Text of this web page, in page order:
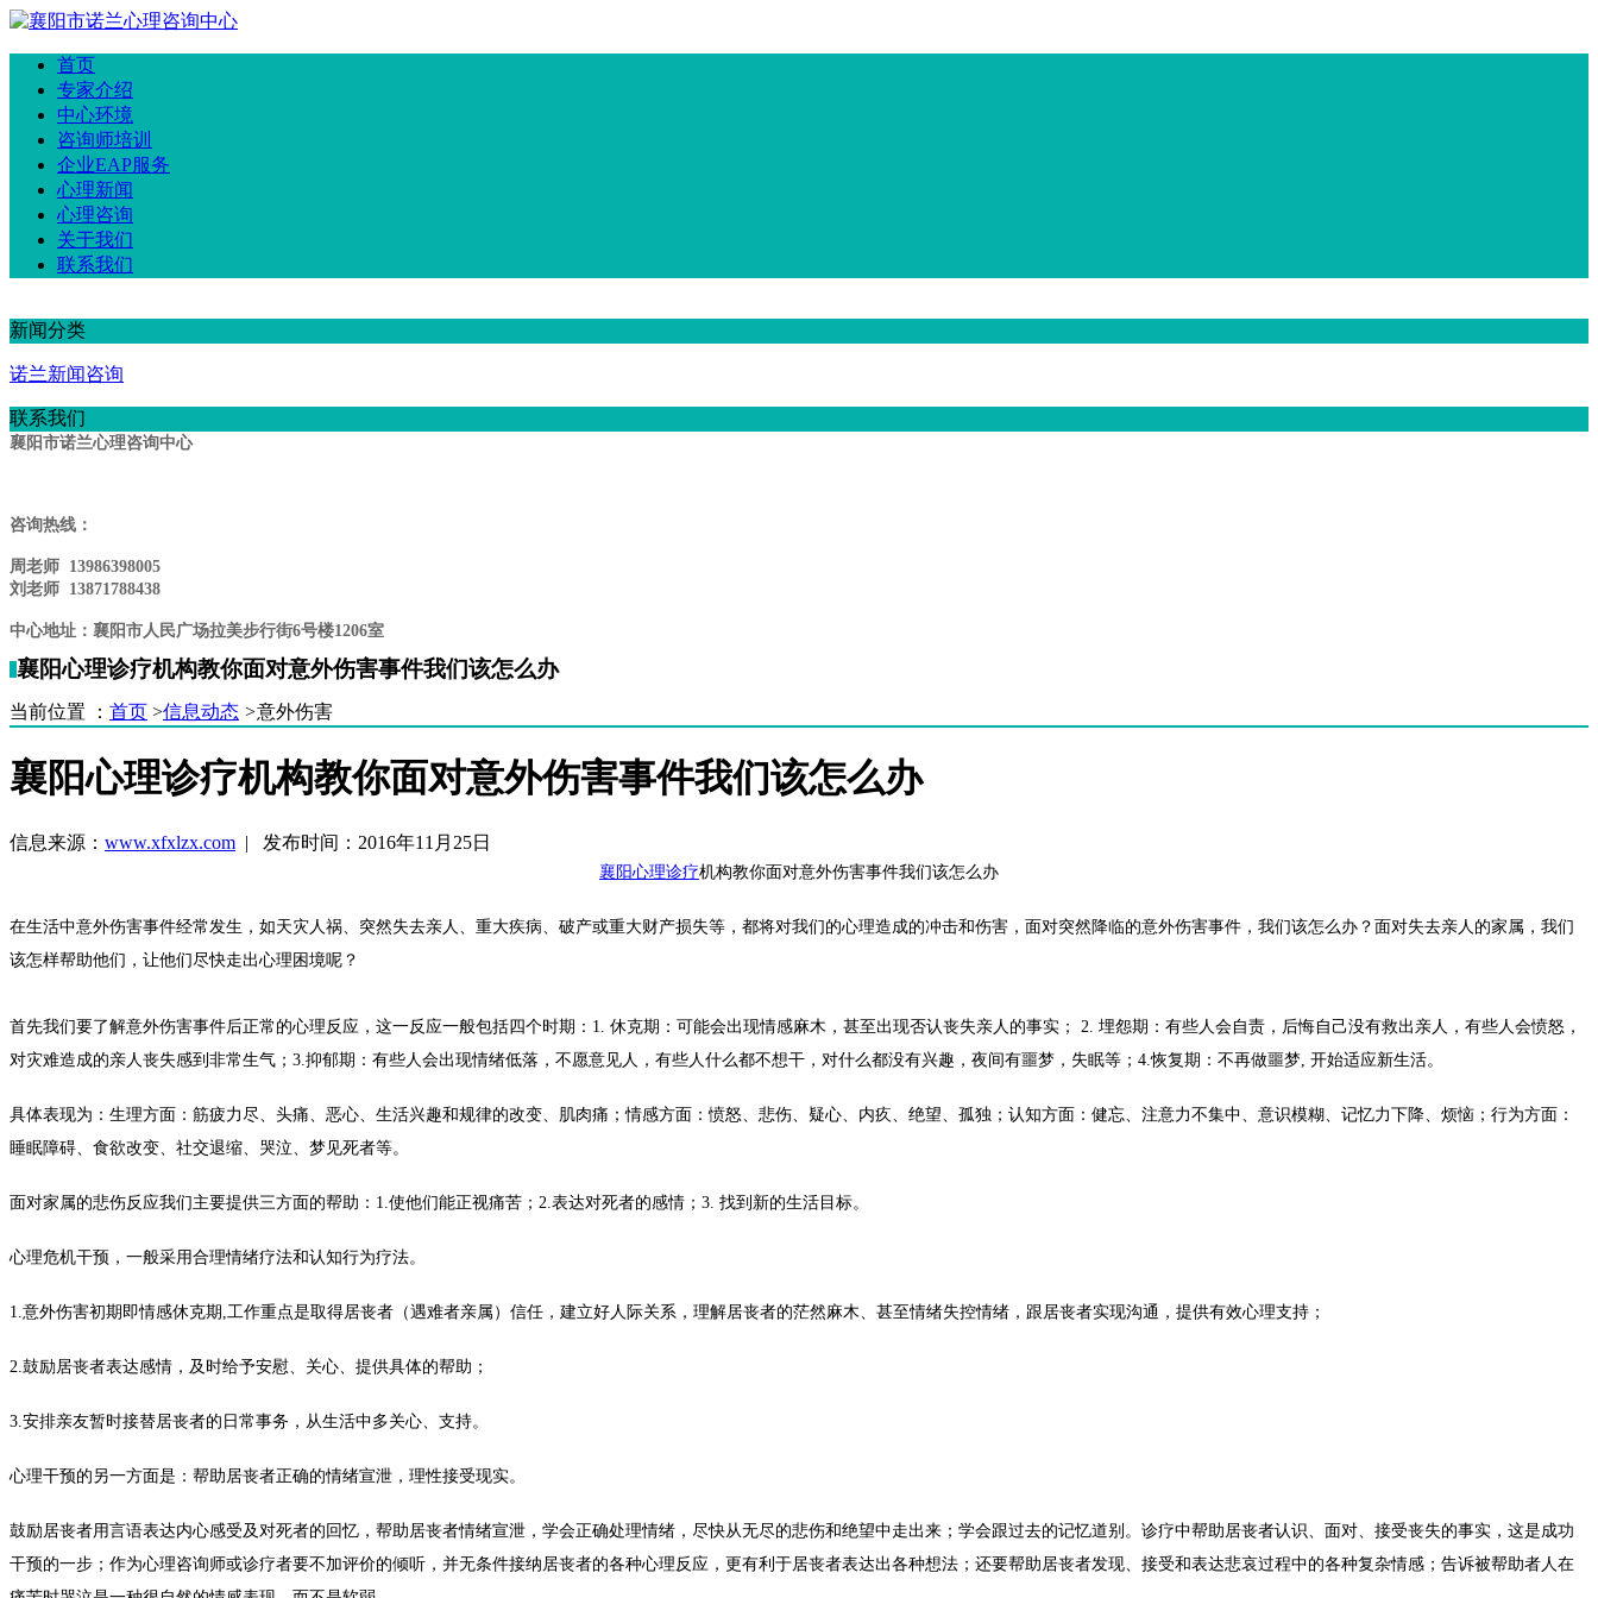
首页
专家介绍
中心环境
咨询师培训
企业EAP服务
心理新闻
心理咨询
关于我们
联系我们
新闻分类
诺兰新闻咨询
联系我们
襄阳市诺兰心理咨询中心
咨询热线：
周老师 13986398005
刘老师 13871788438
中心地址：襄阳市人民广场拉美步行街6号楼1206室
襄阳心理诊疗机构教你面对意外伤害事件我们该怎么办
当前位置 ： 首页 >信息动态 >意外伤害
襄阳心理诊疗机构教你面对意外伤害事件我们该怎么办
信息来源： www.xfxlzx.com | 发布时间：2016年11月25日
襄阳心理诊疗机构教你面对意外伤害事件我们该怎么办
在生活中意外伤害事件经常发生，如天灾人祸、突然失去亲人、重大疾病、破产或重大财产损失等，都将对我们的心理造成的冲击和伤害，面对突然降临的意外伤害事件，我们该怎么办？面对失去亲人的家属，我们
该怎样帮助他们，让他们尽快走出心理困境呢？
首先我们要了解意外伤害事件后正常的心理反应，这一反应一般包括四个时期：1. 休克期：可能会出现情感麻木，甚至出现否认丧失亲人的事实； 2. 埋怨期：有些人会自责，后悔自己没有救出亲人，有些人会愤怒，
对灾难造成的亲人丧失感到非常生气；3.抑郁期：有些人会出现情绪低落，不愿意见人，有些人什么都不想干，对什么都没有兴趣，夜间有噩梦，失眠等；4.恢复期：不再做噩梦, 开始适应新生活。
具体表现为：生理方面：筋疲力尽、头痛、恶心、生活兴趣和规律的改变、肌肉痛；情感方面：愤怒、悲伤、疑心、内疚、绝望、孤独；认知方面：健忘、注意力不集中、意识模糊、记忆力下降、烦恼；行为方面：
睡眠障碍、食欲改变、社交退缩、哭泣、梦见死者等。
面对家属的悲伤反应我们主要提供三方面的帮助：1.使他们能正视痛苦；2.表达对死者的感情；3. 找到新的生活目标。
心理危机干预，一般采用合理情绪疗法和认知行为疗法。
1.意外伤害初期即情感休克期,工作重点是取得居丧者（遇难者亲属）信任，建立好人际关系，理解居丧者的茫然麻木、甚至情绪失控情绪，跟居丧者实现沟通，提供有效心理支持；
2.鼓励居丧者表达感情，及时给予安慰、关心、提供具体的帮助；
3.安排亲友暂时接替居丧者的日常事务，从生活中多关心、支持。
心理干预的另一方面是：帮助居丧者正确的情绪宣泄，理性接受现实。
鼓励居丧者用言语表达内心感受及对死者的回忆，帮助居丧者情绪宣泄，学会正确处理情绪，尽快从无尽的悲伤和绝望中走出来；学会跟过去的记忆道别。诊疗中帮助居丧者认识、面对、接受丧失的事实，这是成功
干预的一步；作为心理咨询师或诊疗者要不加评价的倾听，并无条件接纳居丧者的各种心理反应，更有利于居丧者表达出各种想法；还要帮助居丧者发现、接受和表达悲哀过程中的各种复杂情感；告诉被帮助者人在